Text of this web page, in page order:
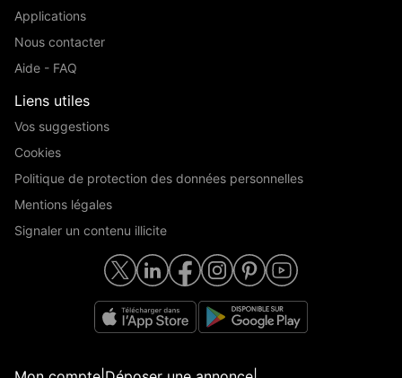
Applications
Nous contacter
Aide - FAQ
Liens utiles
Vos suggestions
Cookies
Politique de protection des données personnelles
Mentions légales
Signaler un contenu illicite